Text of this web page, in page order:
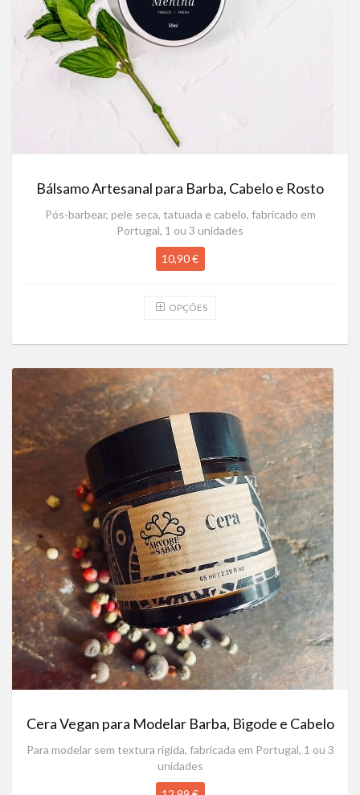
Bálsamo Artesanal para Barba, Cabelo e Rosto
Pós-barbear, pele seca, tatuada e cabelo, fabricado em
Portugal, 1 ou 3 unidades
10,90 €
OPÇÕES
Cera Vegan para Modelar Barba, Bigode e Cabelo
Para modelar sem textura rígida, fabricada em Portugal, 1 ou 3
unidades